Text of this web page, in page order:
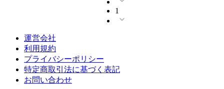
1
運営会社
利用規約
プライバシーポリシー
特定商取引法に基づく表記
お問い合わせ